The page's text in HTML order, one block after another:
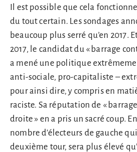
Il est possible que cela
du tout certain. Les sondages
beaucoup plus serré qu’en 2017.
2017, le candidat du « barrage
a mené une politique
anti-sociale, pro-capitaliste –
pour ainsi dire, y compris en
raciste. Sa réputation de «
droite » en a pris un sacré coup.
nombre d’électeurs de gauche
deuxième tour, sera plus élevé